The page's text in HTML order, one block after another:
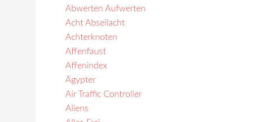
Abwerten Aufwerten
Acht Abseilacht
Achterknoten
Affenfaust
Affenindex
Ägypter
Air Traffic Controller
Aliens